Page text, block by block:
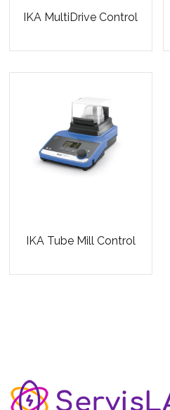
IKA MultiDrive Control
IKA Tube Mill Control